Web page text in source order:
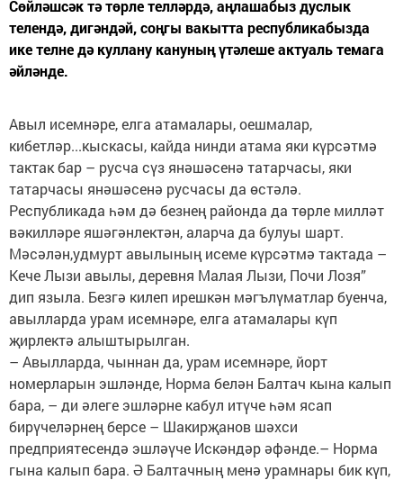
Сөйләшсәк тә төрле телләрдә, аңлашабыз дуслык
телендә, дигәндәй, соңгы вакытта республикабызда
ике телне дә куллану кануның үтәлеше актуаль темага
әйләнде.
Авыл исемнәре, елга атамалары, оешмалар,
кибетләр...кыскасы, кайда нинди атама яки күрсәтмә
тактак бар – русча сүз янәшәсенә татарчасы, яки
татарчасы янәшәсенә русчасы да өстәлә.
Республикада һәм дә безнең районда да төрле милләт
вәкилләре яшәгәнлектән, аларча да булуы шарт.
Мәсәлән,удмурт авылының исеме күрсәтмә тактада –
Кече Лызи авылы, деревня Малая Лызи, Почи Лозя”
дип языла. Безгә килеп ирешкән мәгълүматлар буенча,
авылларда урам исемнәре, елга атамалары күп
җирлектә алыштырылган.
– Авылларда, чыннан да, урам исемнәре, йорт
номерларын эшләнде, Норма белән Балтач кына калып
бара, – ди әлеге эшләрне кабул итүче һәм ясап
бирүчеләрнең берсе – Шакирҗанов шәхси
предприятесендә эшләүче Искәндәр әфәнде.– Норма
гына калып бара. Ә Балтачның менә урамнары бик күп,